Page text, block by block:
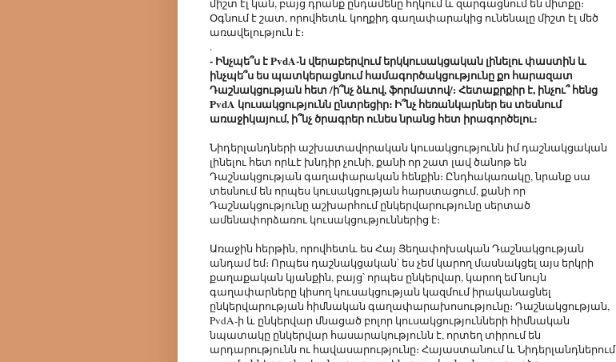
միշտ էլ կան, բայց դրանք ընդամենը հղկում և զարգացնում են միտքը։
Օգնում է շատ, որովհետև կողքիդ գաղափարակից ունենալը միշտ էլ մեծ
առավելություն է։
.
- Ինչպե՞ս է PvdA-ն վերաբերվում երկկուսակցական լինելու փաստին և
ինչպե՞ս ես պատկերացնում համագործակցությունը քո հարազատ
Դաշնակցության հետ /ի՞նչ ձևով, ֆորմատով/: Հետաքրքիր է, ինչու՞ հենց
PvdA կուսակցությունն ընտրեցիր։ Ի՞նչ հեռանկարներ ես տեսնում
առաջիկայում, ի՞նչ ծրագրեր ունես նրանց հետ իրագործելու։
Նիդերլանդների աշխատավորական կուսակցությունն իմ դաշնակցական
լինելու հետ որևէ խնդիր չունի, քանի որ շատ լավ ծանոթ են
Դաշնակցության գաղափարական հենքին։ Ընդհակառակը, նրանք սա
տեսնում են որպես կուսակցության հարստացում, քանի որ
Դաշնակցությունը աշխարհում ընկերվարությունը սերտած
ամենափորձառու կուսակցություններից է։
Առաջին հերթին, որովհետև ես Հայ Յեղափոխական Դաշնակցության
անդամ եմ։ Որպես դաշնակցական՝ ես չեմ կարող մասնակցել այս երկրի
քաղաքական կյանքին, բայց՝ որպես ընկերվար, կարող եմ նույն
գաղափարները կիսող կուսակցության կազմում իրականացնել
ընկերվարության հիմնական գաղափարախոսությունը։ Դաշնակցության,
PvdA-ի և ընկերվար մնացած բոլոր կուսակցությունների հիմնական
նպատակը ընկերվար հասարակությունն է, որտեղ տիրում են
արդարությունն ու հավասարությունը։ Հայաստանում և Նիդերլանդներում